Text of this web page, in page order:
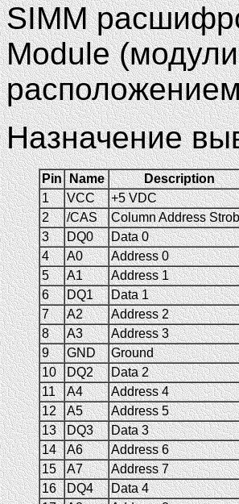
SIMM
Module
Назначение
Pin Name
Description
1
VCC
+5 VDC
2
/CAS
Column Address
3
DQ0
Data 0
4
A0
Address 0
5
A1
Address 1
6
DQ1
Data 1
7
A2
Address 2
8
A3
Address 3
9
GND
Ground
10
DQ2
Data 2
11
A4
Address 4
12
A5
Address 5
13
DQ3
Data 3
14
A6
Address 6
15
A7
Address 7
16
DQ4
Data 4